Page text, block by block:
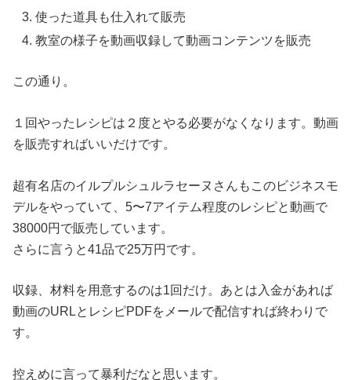
使った道具も仕入れて販売
教室の様子を動画収録して動画コンテンツを販売
この通り。
１回やったレシピは２度とやる必要がなくなります。動画
を販売すればいいだけです。
超有名店のイルプルシュルラセーヌさんもこのビジネスモ
デルをやっていて、5〜7アイテム程度のレシピと動画で
38000円で販売しています。
さらに言うと41品で25万円です。
収録、材料を用意するのは1回だけ。あとは入金があれば
動画のURLとレシピPDFをメールで配信すれば終わりで
す。
控えめに言って暴利だなと思います。